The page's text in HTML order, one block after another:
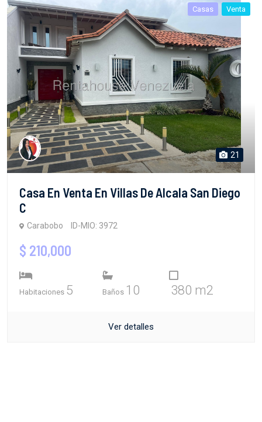
Casas Venta
21
Casa En Venta En Villas De Alcala San Diego
C
Carabobo ID-MIO: 3972
$ 210,000
Habitaciones 5 Baños 10 380 m2
Ver detalles